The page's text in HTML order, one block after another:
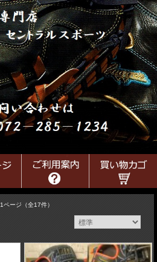
ページ（全17件）